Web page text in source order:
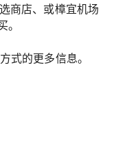
商店、或樟宜机场
式的更多信息。